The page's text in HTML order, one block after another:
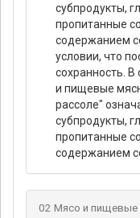
субпродукты,
пропитанные
содержанием
условии, что
сохранность. В
и пищевые
рассоле"
субпродукты,
пропитанные
содержанием
02 Мясо и пищевые